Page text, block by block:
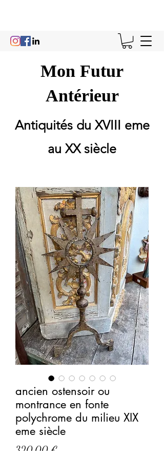
Mon Futur
Antérieur
Antiquités du XVIII eme
au XX siècle
ancien ostensoir ou
montrance en fonte
polychrome du milieu XIX
eme siècle
320,00 €